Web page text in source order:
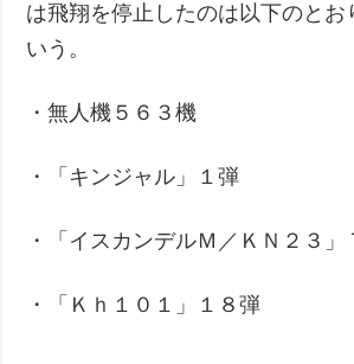
は飛翔を停止したのは以下のとお
いう。
・無人機５６３機
・「キンジャル」１弾
・「イスカンデルＭ／ＫＮ２３」
・「Ｋｈ１０１」１８弾